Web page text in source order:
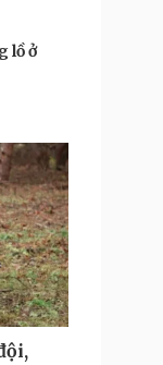
lồ ở